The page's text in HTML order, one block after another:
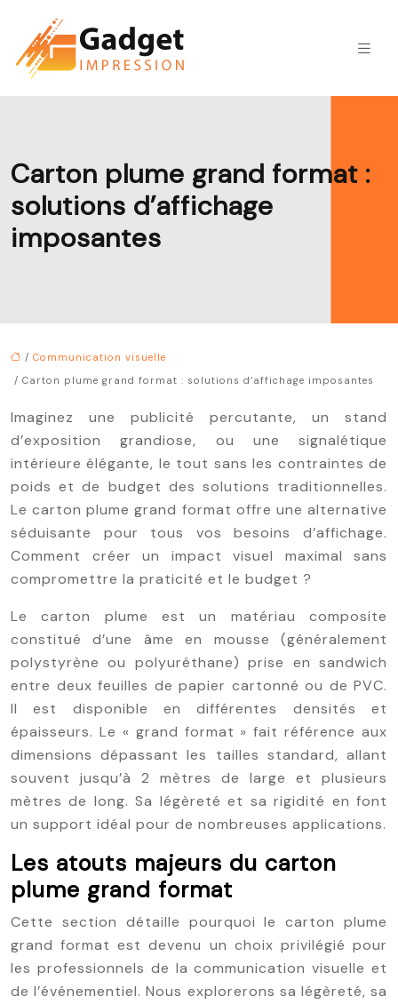
Carton plume grand format :
solutions d’affichage
imposantes
/ Communication visuelle
/ Carton plume grand format : solutions d’affichage imposantes
Imaginez une publicité percutante, un stand
d’exposition grandiose, ou une signalétique
intérieure élégante, le tout sans les contraintes de
poids et de budget des solutions traditionnelles.
Le carton plume grand format offre une alternative
séduisante pour tous vos besoins d’affichage.
Comment créer un impact visuel maximal sans
compromettre la praticité et le budget ?
Le carton plume est un matériau composite
constitué d’une âme en mousse (généralement
polystyrène ou polyuréthane) prise en sandwich
entre deux feuilles de papier cartonné ou de PVC.
Il est disponible en différentes densités et
épaisseurs. Le « grand format » fait référence aux
dimensions dépassant les tailles standard, allant
souvent jusqu’à 2 mètres de large et plusieurs
mètres de long. Sa légèreté et sa rigidité en font
un support idéal pour de nombreuses applications.
Les atouts majeurs du carton
plume grand format
Cette section détaille pourquoi le carton plume
grand format est devenu un choix privilégié pour
les professionnels de la communication visuelle et
de l’événementiel. Nous explorerons sa légèreté, sa